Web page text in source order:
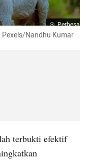
Perbesar
Nandhu Kumar
terbukti efektif